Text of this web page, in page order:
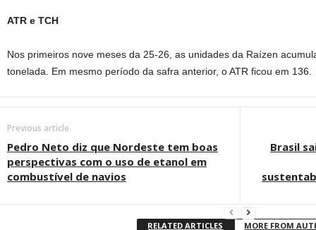
ATR e TCH
Nos primeiros nove meses da 25-26, as unidades da Raízen
tonelada. Em mesmo período da safra anterior, o ATR ficou em 136.
Previous article
Pedro Neto diz que Nordeste tem boas
perspectivas com o uso de etanol em
combustível de navios
Brasil
RELATED ARTICLES MORE FROM